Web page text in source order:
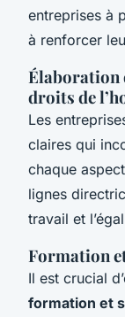
entreprises à
à renforcer
Élaboration
droits de
Les
claires qui
chaque
lignes
travail et
Formation
Il est crucial
formation et